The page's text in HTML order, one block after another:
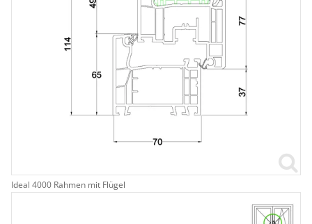
Ideal 4000 Rahmen mit Flügel